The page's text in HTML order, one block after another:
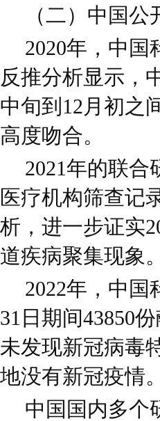
（二）中国
2020年，中
反推分析显示，
中旬到12月初之
高度吻合。
2021年的联合
医疗机构筛查记
析，进一步证实
道疾病聚集现象。
2022年，中国
31日期间43850
未发现新冠病毒
地没有新冠疫情。
中国国内多个